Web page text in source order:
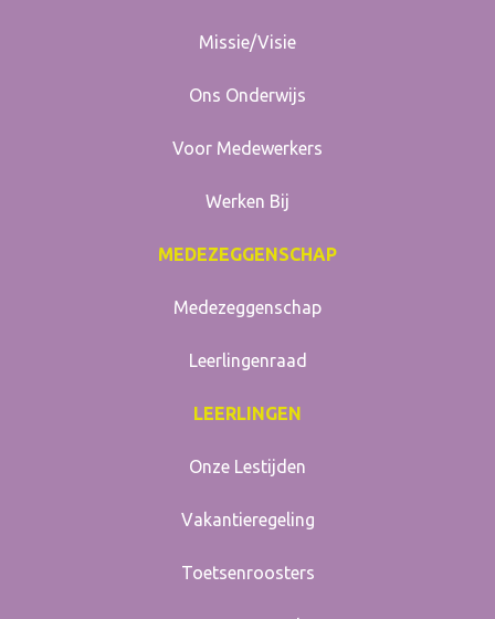
Missie/Visie
Ons Onderwijs
Voor Medewerkers
Werken Bij
MEDEZEGGENSCHAP
Medezeggenschap
Leerlingenraad
LEERLINGEN
Onze Lestijden
Vakantieregeling
Toetsenroosters